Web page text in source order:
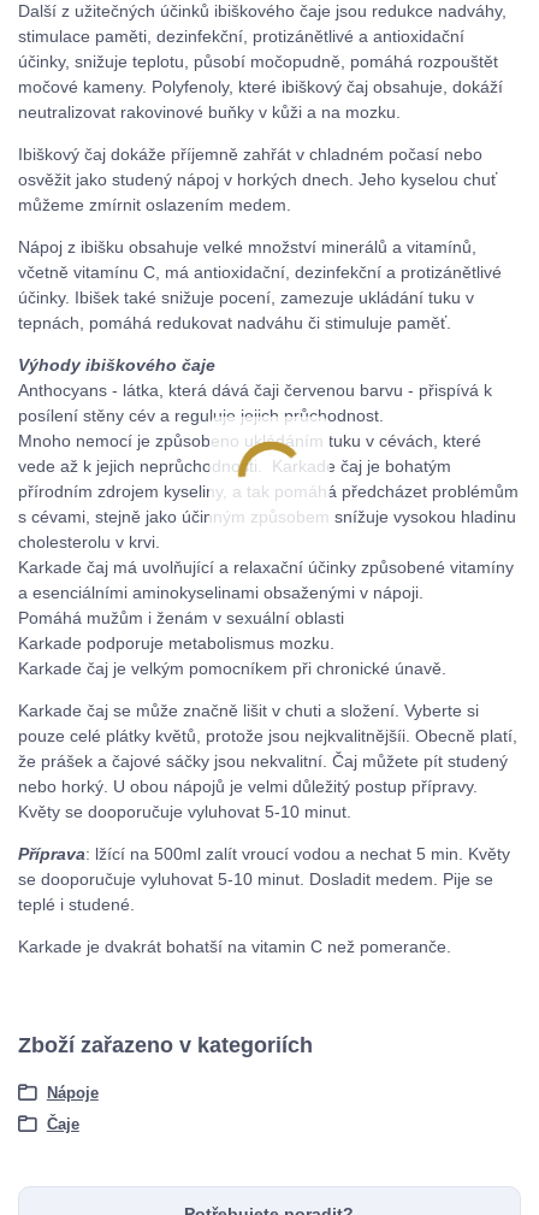
Další z užitečných účinků ibiškového čaje jsou redukce nadváhy,
stimulace paměti, dezinfekční, protizánětlivé a antioxidační
účinky, snižuje teplotu, působí močopudně, pomáhá rozpouštět
močové kameny. Polyfenoly, které ibiškový čaj obsahuje, dokáží
neutralizovat rakovinové buňky v kůži a na mozku.
Ibiškový čaj dokáže příjemně zahřát v chladném počasí nebo
osvěžit jako studený nápoj v horkých dnech. Jeho kyselou chuť
můžeme zmírnit oslazením medem.
Nápoj z ibišku obsahuje velké množství minerálů a vitamínů,
včetně vitamínu C, má antioxidační, dezinfekční a protizánětlivé
účinky. Ibišek také snižuje pocení, zamezuje ukládání tuku v
tepnách, pomáhá redukovat nadváhu či stimuluje paměť.
Výhody ibiškového čaje
Anthocyans - látka, která dává čaji červenou barvu - přispívá k
posílení stěny cév a reguluje jejich průchodnost.
Mnoho nemocí je způsobeno ukládáním tuku v cévách, které
vede až k jejich neprůchodnosti. Karkade čaj je bohatým
přírodním zdrojem kyseliny, a tak pomáhá předcházet problémům
s cévami, stejně jako účinným způsobem snížuje vysokou hladinu
cholesterolu v krvi.
Karkade čaj má uvolňující a relaxační účinky způsobené vitamíny
a esenciálními aminokyselinami obsaženými v nápoji.
Pomáhá mužům i ženám v sexuální oblasti
Karkade podporuje metabolismus mozku.
Karkade čaj je velkým pomocníkem při chronické únavě.
Karkade čaj se může značně lišit v chuti a složení. Vyberte si
pouze celé plátky květů, protože jsou nejkvalitnějšíi. Obecně platí,
že prášek a čajové sáčky jsou nekvalitní. Čaj můžete pít studený
nebo horký. U obou nápojů je velmi důležitý postup přípravy.
Květy se dooporučuje vyluhovat 5-10 minut.
Příprava: lžící na 500ml zalít vroucí vodou a nechat 5 min. Květy
se dooporučuje vyluhovat 5-10 minut. Dosladit medem. Pije se
teplé i studené.
Karkade je dvakrát bohatší na vitamin C než pomeranče.
Zboží zařazeno v kategoriích
Nápoje
Čaje